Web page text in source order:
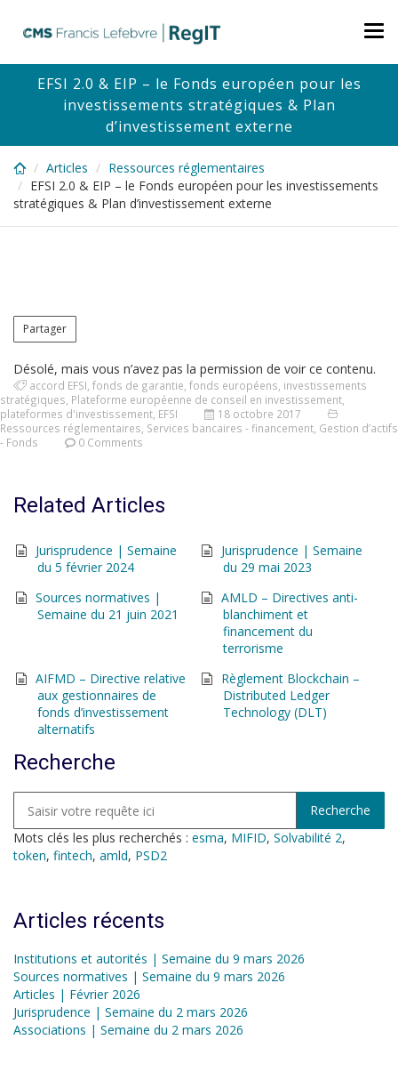
content
EFSI 2.0 & EIP – le Fonds européen pour les
investissements stratégiques & Plan
d’investissement externe
Articles
Ressources réglementaires
EFSI 2.0 & EIP – le Fonds européen pour les investissements
stratégiques & Plan d’investissement externe
Partager
Désolé, mais vous n’avez pas la permission de voir ce contenu.
accord EFSI fonds de garantie fonds européens investissements
stratégiques Plateforme européenne de conseil en investissement
plateformes d'investissement EFSI
18 octobre 2017
Ressources réglementaires Services bancaires - financement Gestion d’actifs
- Fonds
0 Comments
Related Articles
Jurisprudence | Semaine
du 5 février 2024
Jurisprudence | Semaine
du 29 mai 2023
Sources normatives |
Semaine du 21 juin 2021
AMLD – Directives anti-
blanchiment et
financement du
terrorisme
AIFMD – Directive relative
aux gestionnaires de
fonds d’investissement
alternatifs
Règlement Blockchain –
Distributed Ledger
Technology (DLT)
Recherche
Mots clés les plus recherchés : esma, MIFID, Solvabilité 2,
token, fintech, amld, PSD2
Articles récents
Institutions et autorités | Semaine du 9 mars 2026
Sources normatives | Semaine du 9 mars 2026
Articles | Février 2026
Jurisprudence | Semaine du 2 mars 2026
Associations | Semaine du 2 mars 2026